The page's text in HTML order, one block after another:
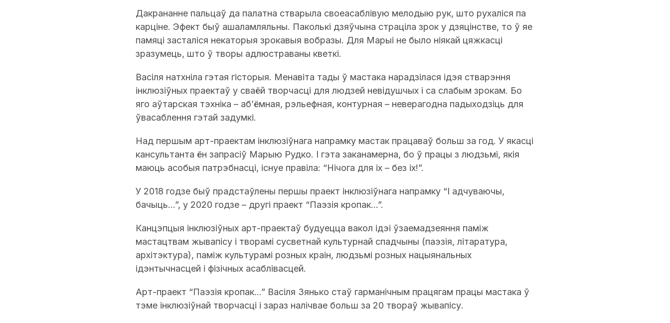
Дакрананне пальцаў да палатна стварыла своеасаблівую мелодыю рук, што рухаліся па
карціне. Эфект быў ашаламляльны. Паколькі дзяўчына страціла зрок у дзяцінстве, то ў яе
памяці засталіся некаторыя зрокавыя вобразы. Для Марыі не было ніякай цяжкасці
зразумець, што ў творы адлюстраваны кветкі.
Васіля натхніла гэтая гісторыя. Менавіта тады ў мастака нарадзілася ідэя стварэння
інклюзіўных праектаў у сваёй творчасці для людзей невідушчых і са слабым зрокам. Бо
яго аўтарская тэхніка – аб’ёмная, рэльефная, контурная – неверагодна падыходзіць для
ўвасаблення гэтай задумкі.
Над першым арт-праектам інклюзіўнага напрамку мастак працаваў больш за год. У якасці
кансультанта ён запрасіў Марыю Рудко. І гэта заканамерна, бо ў працы з людзьмі, якія
маюць асобыя патрэбнасці, існуе правіла: “Нічога для іх – без іх!”.
У 2018 годзе быў прадстаўлены першы праект інклюзіўнага напрамку “І адчуваючы,
бачыць…”, у 2020 годзе – другі праект “Паэзія кропак…”.
Канцэпцыя інклюзіўных арт-праектаў будуецца вакол ідэі ўзаемадзеяння паміж
мастацтвам жывапісу і творамі сусветнай культурнай спадчыны (паэзія, літаратура,
архітэктура), паміж культурамі розных краін, людзьмі розных нацыянальных
ідэнтычнасцей і фізічных асаблівасцей.
Арт-праект “Паэзія кропак…” Васіля Зянько стаў гарманічным працягам працы мастака ў
тэме інклюзіўнай творчасці і зараз налічвае больш за 20 твораў жывапісу.